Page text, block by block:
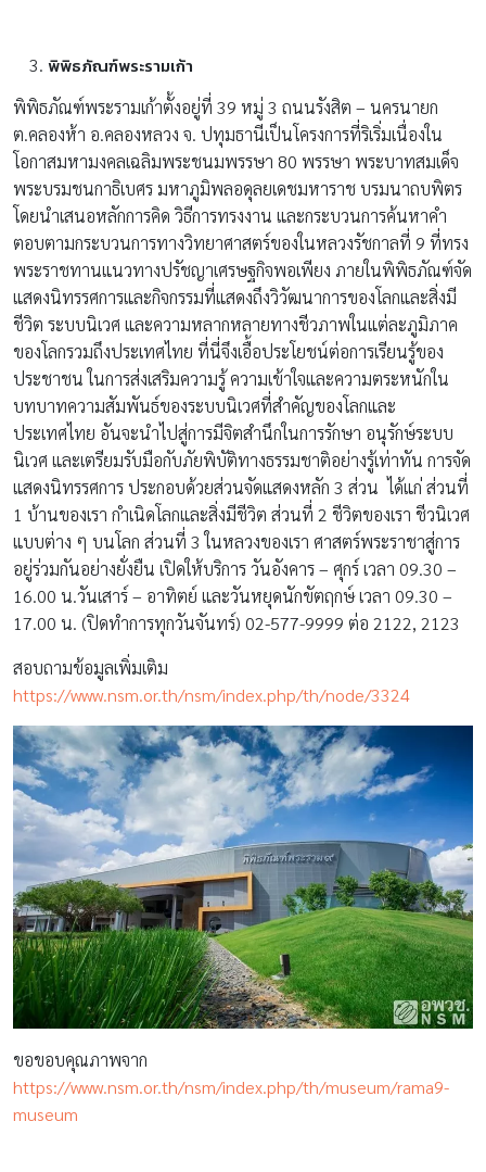
พิพิธภัณฑ์พระรามเก้า
พิพิธภัณฑ์พระรามเก้าตั้งอยู่ที่ 39 หมู่ 3 ถนนรังสิต – นครนายก
ต.คลองห้า อ.คลองหลวง จ. ปทุมธานีเป็นโครงการที่ริเริ่มเนื่องใน
โอกาสมหามงคลเฉลิมพระชนมพรรษา 80 พรรษา พระบาทสมเด็จ
พระบรมชนกาธิเบศร มหาภูมิพลอดุลยเดชมหาราช บรมนาถบพิตร
โดยนำเสนอหลักการคิด วิธีการทรงงาน และกระบวนการค้นหาคำ
ตอบตามกระบวนการทางวิทยาศาสตร์ของในหลวงรัชกาลที่ 9 ที่ทรง
พระราชทานแนวทางปรัชญาเศรษฐกิจพอเพียง ภายในพิพิธภัณฑ์จัด
แสดงนิทรรศการและกิจกรรมที่แสดงถึงวิวัฒนาการของโลกและสิ่งมี
ชีวิต ระบบนิเวศ และความหลากหลายทางชีวภาพในแต่ละภูมิภาค
ของโลกรวมถึงประเทศไทย ที่นี่จึงเอื้อประโยชน์ต่อการเรียนรู้ของ
ประชาชน ในการส่งเสริมความรู้ ความเข้าใจและความตระหนักใน
บทบาทความสัมพันธ์ของระบบนิเวศที่สำคัญของโลกและ
ประเทศไทย อันจะนำไปสู่การมีจิตสำนึกในการรักษา อนุรักษ์ระบบ
นิเวศ และเตรียมรับมือกับภัยพิบัติทางธรรมชาติอย่างรู้เท่าทัน การจัด
แสดงนิทรรศการ ประกอบด้วยส่วนจัดแสดงหลัก 3 ส่วน ได้แก่ ส่วนที่
1 บ้านของเรา กำเนิดโลกและสิ่งมีชีวิต ส่วนที่ 2 ชีวิตของเรา ชีวนิเวศ
แบบต่าง ๆ บนโลก ส่วนที่ 3 ในหลวงของเรา ศาสตร์พระราชาสู่การ
อยู่ร่วมกันอย่างยั่งยืน เปิดให้บริการ วันอังคาร – ศุกร์ เวลา 09.30 –
16.00 น.วันเสาร์ – อาทิตย์ และวันหยุดนักขัตฤกษ์ เวลา 09.30 –
17.00 น. (ปิดทำการทุกวันจันทร์) 02-577-9999 ต่อ 2122, 2123
สอบถามข้อมูลเพิ่มเติม
https://www.nsm.or.th/nsm/index.php/th/node/3324
ขอขอบคุณภาพจาก
https://www.nsm.or.th/nsm/index.php/th/museum/rama9-
museum